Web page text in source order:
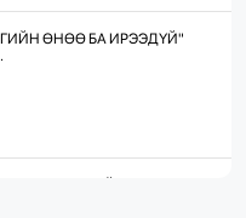
ӨНӨӨ БА ИРЭЭДҮЙ"